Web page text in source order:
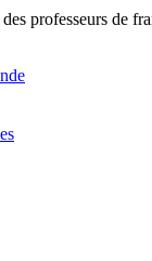
professeurs de